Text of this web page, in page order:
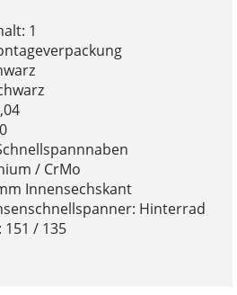
1
/ CrMo
Innensechskant
Hinterrad
151 / 135